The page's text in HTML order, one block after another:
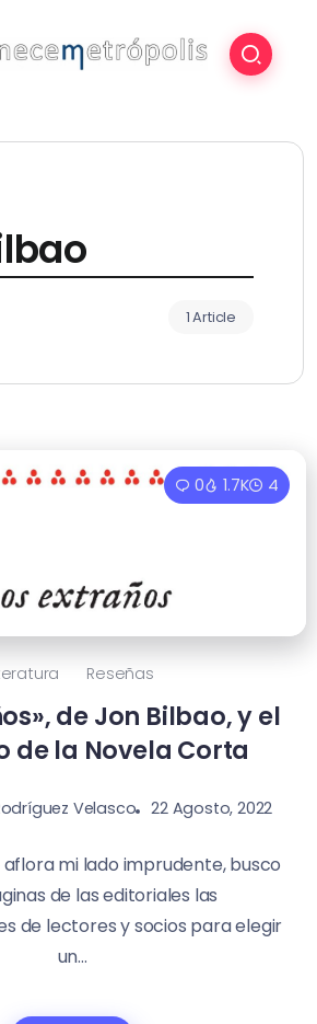
1 Article
0 1.7K 4
Reseñas
de Jon Bilbao, y el
de la Novela Corta
Velasco 22 Agosto, 2022
mi lado imprudente, busco
de las editoriales las
de lectores y socios para elegir
un...